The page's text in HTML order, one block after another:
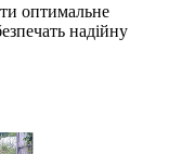
оптимальне
надійну